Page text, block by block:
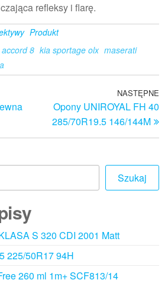
refleksy i flarę.
Produkt
8 kia sportage olx maserati
NASTĘPNE
Opony UNIROYAL FH 40
285/70R19.5 146/144M
Szukaj
S 320 CDI 2001 Matt
225/50R17 94H
260 ml 1m+ SCF813/14